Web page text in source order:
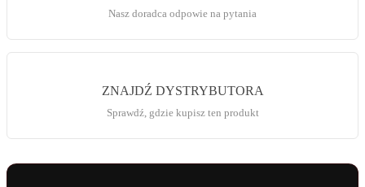
Nasz doradca odpowie na pytania
ZNAJDŹ DYSTRYBUTORA
Sprawdź, gdzie kupisz ten produkt